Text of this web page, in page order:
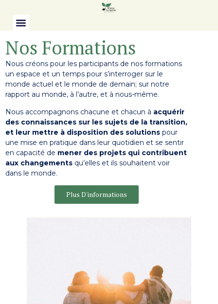
Nos Formations
Nous créons pour les participants de nos formations
un espace et un temps pour s’interroger sur le
monde actuel et le monde de demain; sur notre
rapport au monde, à l’autre, et à nous-même.
Nous accompagnons chacune et chacun à acquérir
des connaissances sur les sujets de la transition,
et leur mettre à disposition des solutions pour
une mise en pratique dans leur quotidien et se sentir
en capacité de mener des projets qui contribuent
aux changements qu’elles et ils souhaitent voir
dans le monde.
Plus D'informations